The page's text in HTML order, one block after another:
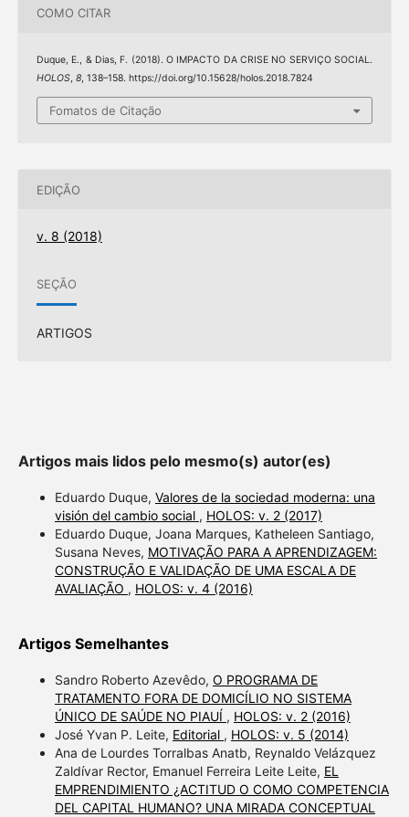
COMO CITAR
Duque, E., & Dias, F. (2018). O IMPACTO DA CRISE NO SERVIÇO SOCIAL.
HOLOS, 8, 138–158. https://doi.org/10.15628/holos.2018.7824
Fomatos de Citação
EDIÇÃO
v. 8 (2018)
SEÇÃO
ARTIGOS
Artigos mais lidos pelo mesmo(s) autor(es)
Eduardo Duque, Valores de la sociedad moderna: una
visión del cambio social , HOLOS: v. 2 (2017)
Eduardo Duque, Joana Marques, Katheleen Santiago,
Susana Neves, MOTIVAÇÃO PARA A APRENDIZAGEM:
CONSTRUÇÃO E VALIDAÇÃO DE UMA ESCALA DE
AVALIAÇÃO , HOLOS: v. 4 (2016)
Artigos Semelhantes
Sandro Roberto Azevêdo, O PROGRAMA DE
TRATAMENTO FORA DE DOMICÍLIO NO SISTEMA
ÚNICO DE SAÚDE NO PIAUÍ , HOLOS: v. 2 (2016)
José Yvan P. Leite, Editorial , HOLOS: v. 5 (2014)
Ana de Lourdes Torralbas Anatb, Reynaldo Velázquez
Zaldívar Rector, Emanuel Ferreira Leite Leite, EL
EMPRENDIMIENTO ¿ACTITUD O COMO COMPETENCIA
DEL CAPITAL HUMANO? UNA MIRADA CONCEPTUAL